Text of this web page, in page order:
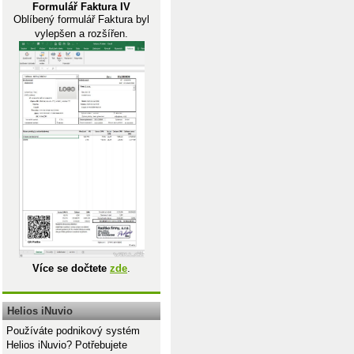
Formulář Faktura IV
Oblíbený formulář Faktura byl
vylepšen a rozšířen.
Více se dočtete zde.
Helios iNuvio
Používáte podnikový systém
Helios iNuvio? Potřebujete